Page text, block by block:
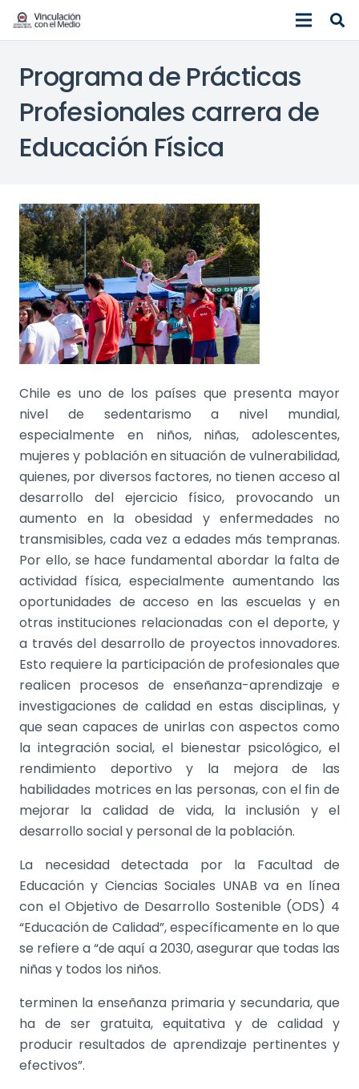
Programa de Prácticas
Profesionales carrera de
Educación Física
Chile es uno de los países que presenta mayor
nivel de sedentarismo a nivel mundial,
especialmente en niños, niñas, adolescentes,
mujeres y población en situación de vulnerabilidad,
quienes, por diversos factores, no tienen acceso al
desarrollo del ejercicio físico, provocando un
aumento en la obesidad y enfermedades no
transmisibles, cada vez a edades más tempranas.
Por ello, se hace fundamental abordar la falta de
actividad física, especialmente aumentando las
oportunidades de acceso en las escuelas y en
otras instituciones relacionadas con el deporte, y
a través del desarrollo de proyectos innovadores.
Esto requiere la participación de profesionales que
realicen procesos de enseñanza-aprendizaje e
investigaciones de calidad en estas disciplinas, y
que sean capaces de unirlas con aspectos como
la integración social, el bienestar psicológico, el
rendimiento deportivo y la mejora de las
habilidades motrices en las personas, con el fin de
mejorar la calidad de vida, la inclusión y el
desarrollo social y personal de la población.
La necesidad detectada por la Facultad de
Educación y Ciencias Sociales UNAB va en línea
con el Objetivo de Desarrollo Sostenible (ODS) 4
“Educación de Calidad”, específicamente en lo que
se refiere a “de aquí a 2030, asegurar que todas las
niñas y todos los niños.
terminen la enseñanza primaria y secundaria, que
ha de ser gratuita, equitativa y de calidad y
producir resultados de aprendizaje pertinentes y
efectivos”.